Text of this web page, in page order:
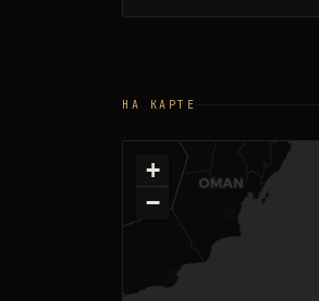
НА КАРТЕ
+
−